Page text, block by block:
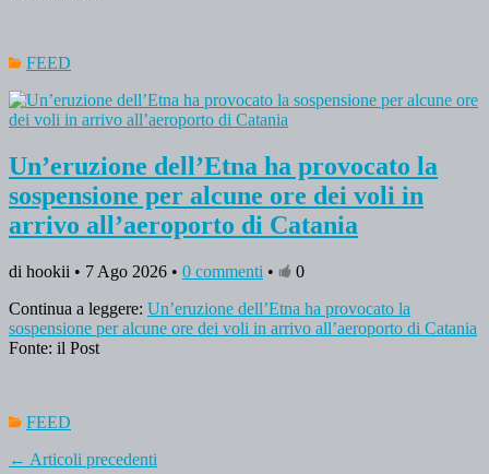
FEED
Un’eruzione dell’Etna ha provocato la
sospensione per alcune ore dei voli in
arrivo all’aeroporto di Catania
di hookii • 7 Ago 2026 • 0 commenti •
0
Continua a leggere: Un’eruzione dell’Etna ha provocato la
sospensione per alcune ore dei voli in arrivo all’aeroporto di Catania
Fonte: il Post
FEED
← Articoli precedenti